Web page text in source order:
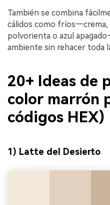
También se combina
cálidos como fríos—crema,
polvorienta o azul
ambiente sin rehacer toda
20+ Ideas de
color marrón
códigos HEX)
1) Latte del Desierto